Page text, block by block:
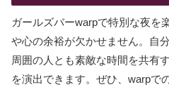
ガールズバーwarpで特別な夜を
や心の余裕が欠かせません。自
周囲の人とも素敵な時間を共有
を演出できます。ぜひ、warpで